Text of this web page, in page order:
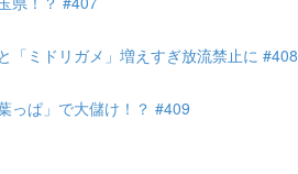
「ミドリガメ」増えすぎ放流禁止に #408
っぱ」で大儲け！？ #409